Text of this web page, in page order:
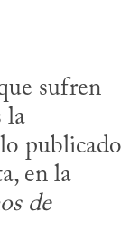
sufren
la
publicado
en la
de